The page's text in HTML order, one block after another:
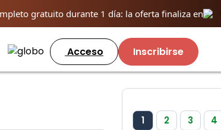
gratuito durante 1 día: la oferta finaliza en
Acceso Inscribirse
1 2 3 4